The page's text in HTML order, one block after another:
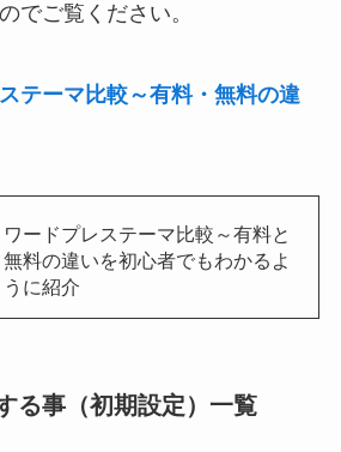
でご覧ください。
テーマ比較～有料・無料の違
ワードプレステーマ比較～有料と
無料の違いを初心者でもわかるよ
うに紹介
る事（初期設定）一覧